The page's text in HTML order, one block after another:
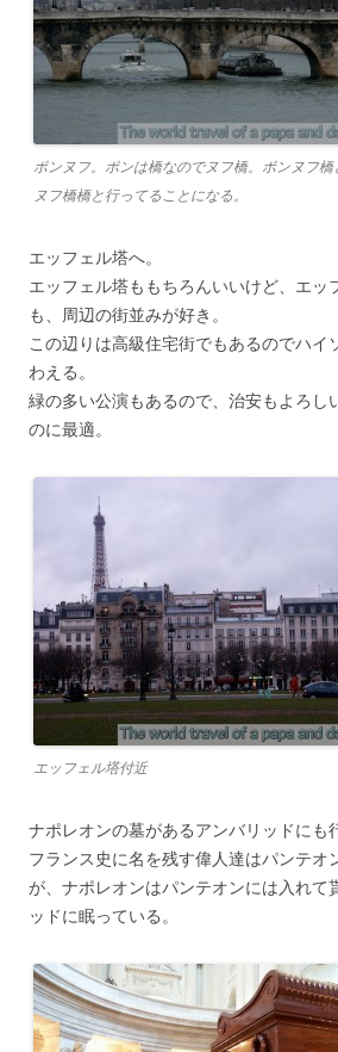
ポンヌフ。ポンは橋なのでヌフ橋。ポンヌフ橋
ヌフ橋橋と行ってることになる。
エッフェル塔へ。
エッフェル塔ももちろんいいけど、エッ
も、周辺の街並みが好き。
この辺りは高級住宅街でもあるのでハイ
わえる。
緑の多い公演もあるので、治安もよろし
のに最適。
エッフェル塔付近
ナポレオンの墓があるアンバリッドにも
フランス史に名を残す偉人達はパンテオ
が、ナポレオンはパンテオンには入れて
ッドに眠っている。